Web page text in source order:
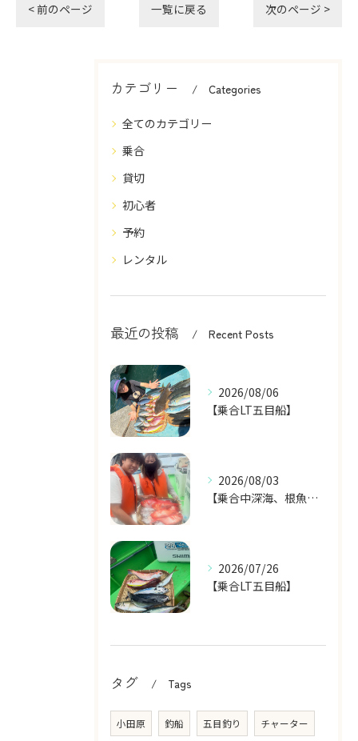
< 前のページ 一覧に戻る 次のページ >
カテゴリー Categories
全てのカテゴリー
乗合
貸切
初心者
予約
レンタル
最近の投稿 Recent Posts
2026/08/06
【乗合LT五目船】
2026/08/03
【乗合中深海、根魚五目船】
2026/07/26
【乗合LT五目船】
タグ Tags
小田原 釣船 五目釣り チャーター